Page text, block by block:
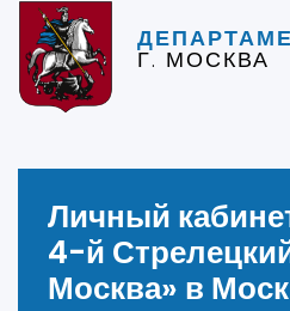
Г. МОСКВА
Личный
4-й
Москва»‎ в